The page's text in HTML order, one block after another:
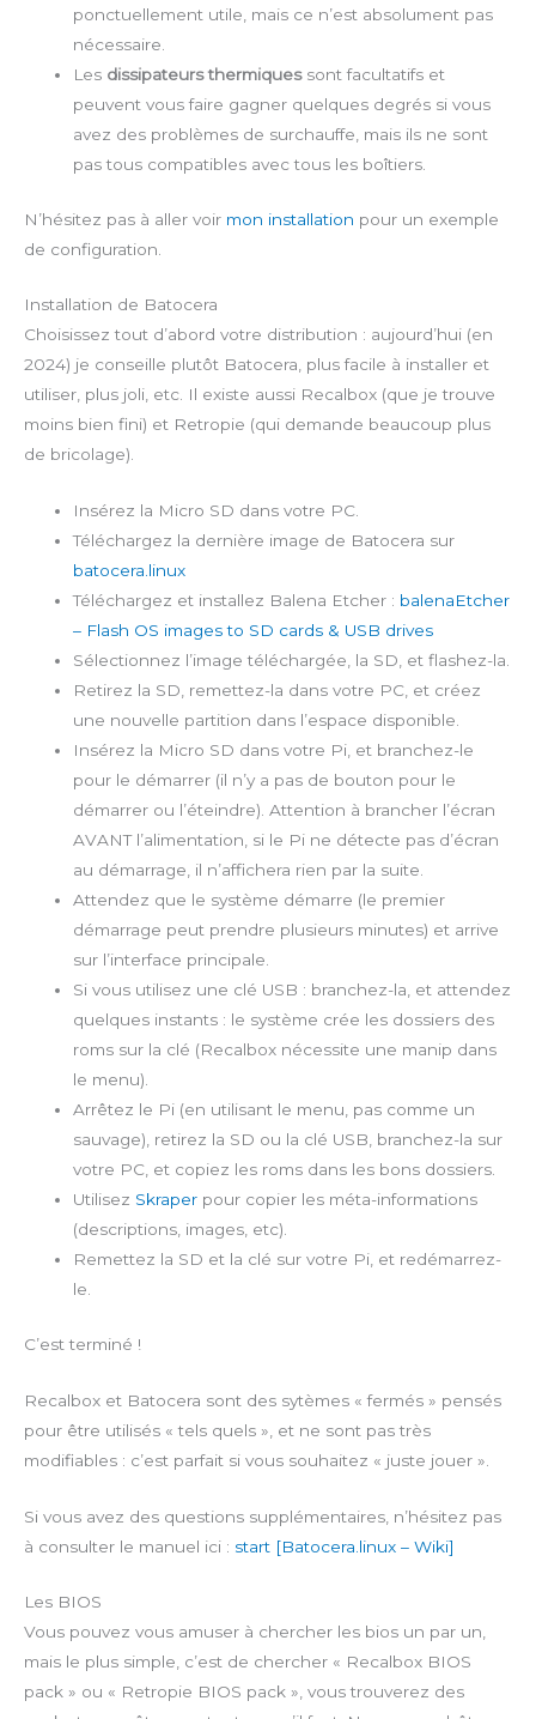
ponctuellement utile, mais ce n’est absolument pas
nécessaire.
Les dissipateurs thermiquessont facultatifs et
peuvent vous faire gagner quelques degrés si vous
avez des problèmes de surchauffe, mais ils ne sont
pas tous compatibles avec tous les boîtiers.
N’hésitez pas à aller voir mon installation pour un exemple
de configuration.
Installation de Batocera
Choisissez tout d’abord votre distribution : aujourd’hui (en
2024) je conseille plutôt Batocera, plus facile à installer et
utiliser, plus joli, etc. Il existe aussi Recalbox (que je trouve
moins bien fini) et Retropie (qui demande beaucoup plus
de bricolage).
Insérez la Micro SD dans votre PC.
Téléchargez la dernière image de Batocera sur
batocera.linux
Téléchargez et installez Balena Etcher : balenaEtcher
– Flash OS images to SD cards & USB drives
Sélectionnez l’image téléchargée, la SD, et flashez-la.
Retirez la SD, remettez-la dans votre PC, et créez
une nouvelle partition dans l’espace disponible.
Insérez la Micro SD dans votre Pi, et branchez-le
pour le démarrer (il n’y a pas de bouton pour le
démarrer ou l’éteindre). Attention à brancher l’écran
AVANT l’alimentation, si le Pi ne détecte pas d’écran
au démarrage, il n’affichera rien par la suite.
Attendez que le système démarre (le premier
démarrage peut prendre plusieurs minutes) et arrive
sur l’interface principale.
Si vous utilisez une clé USB : branchez-la, et attendez
quelques instants : le système crée les dossiers des
roms sur la clé (Recalbox nécessite une manip dans
le menu).
Arrêtez le Pi (en utilisant le menu, pas comme un
sauvage), retirez la SD ou la clé USB, branchez-la sur
votre PC, et copiez les roms dans les bons dossiers.
Utilisez Skraper pour copier les méta-informations
(descriptions, images, etc).
Remettez la SD et la clé sur votre Pi, et redémarrez-
le.
C’est terminé !
Recalbox et Batocera sont des sytèmes « fermés » pensés
pour être utilisés « tels quels », et ne sont pas très
modifiables : c’est parfait si vous souhaitez « juste jouer ».
Si vous avez des questions supplémentaires, n’hésitez pas
à consulter le manuel ici : start [Batocera.linux – Wiki]
Les BIOS
Vous pouvez vous amuser à chercher les bios un par un,
mais le plus simple, c’est de chercher « Recalbox BIOS
pack » ou « Retropie BIOS pack », vous trouverez des